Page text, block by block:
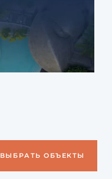
ВЫБРАТЬ ОБЪЕКТЫ